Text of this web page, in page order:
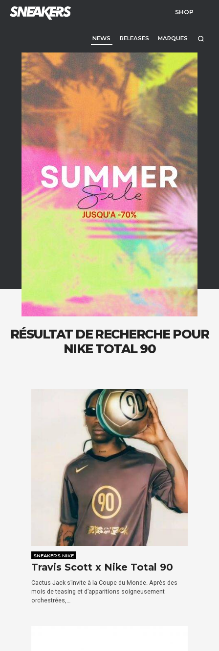
SHOP
NEWS RELEASES MARQUES
RÉSULTAT DE RECHERCHE POUR
NIKE TOTAL 90
SNEAKERS NIKE
Travis Scott x Nike Total 90
Cactus Jack s’invite à la Coupe du Monde. Après des
mois de teasing et d’apparitions soigneusement
orchestrées,…